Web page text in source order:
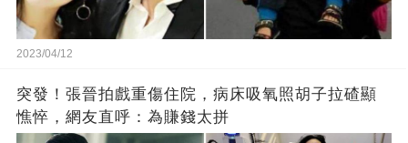
2023/04/12
突發！張晉拍戲重傷住院，病床吸氧照胡子拉碴顯
憔悴，網友直呼：為賺錢太拼